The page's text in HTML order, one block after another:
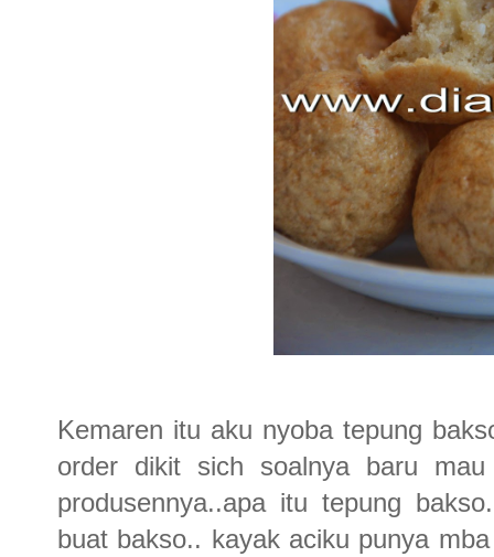
Kemaren itu aku nyoba tepung
order dikit sich soalnya baru
produsennya..apa itu tepung
buat bakso.. kayak aciku punya